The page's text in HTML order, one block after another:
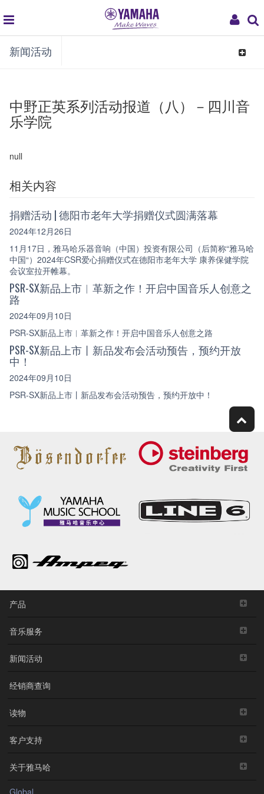
My
global
navigation
新闻活动
Toggle
中野正英系列活动报道（八）－四川音
乐学院
null
相关内容
捐赠活动 | 德阳市老年大学捐赠仪式圆满落幕
2024年12月26日
11月17日，雅马哈乐器音响（中国）投资有限公司（后简称“雅马哈
中国“）2024年CSR爱心捐赠仪式在德阳市老年大学 康养保健学院
会议室拉开帷幕。
PSR-SX新品上市︱革新之作！开启中国音乐人创意之
路
2024年09月10日
PSR-SX新品上市︱革新之作！开启中国音乐人创意之路
PSR-SX新品上市丨新品发布会活动预告，预约开放
中！
2024年09月10日
PSR-SX新品上市丨新品发布会活动预告，预约开放中！
产品
音乐服务
新闻活动
经销商查询
读物
客户支持
关于雅马哈